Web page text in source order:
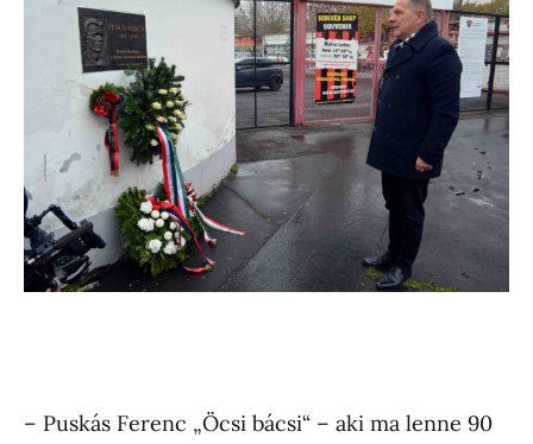
– Puskás Ferenc „Öcsi bácsi“ – aki ma lenne 90